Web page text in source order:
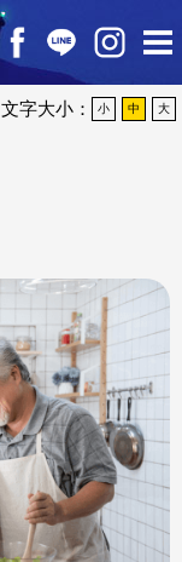
文字大小： 小 中 大